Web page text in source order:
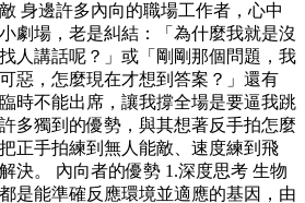
身邊許多內向的職場工作者，心中
劇場，老是糾結：「為什麼我就是沒
人講話呢？」或「剛剛那個問題，我
惡，怎麼現在才想到答案？」還有
時不能出席，讓我撐全場是要逼我跳
多獨到的優勢，與其想著反手拍怎麼
正手拍練到無人能敵、速度練到飛
決。 內向者的優勢 1.深度思考 生物
是能準確反應環境並適應的基因，由